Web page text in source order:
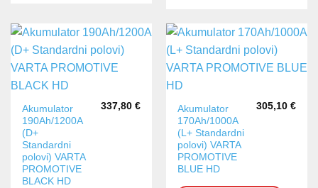
Akumulator
190Ah/1200A
(D+
Standardni
polovi) VARTA
PROMOTIVE
BLACK HD
337,80 €
Akumulator
170Ah/1000A
(L+ Standardni
polovi) VARTA
PROMOTIVE
BLUE HD
305,10 €